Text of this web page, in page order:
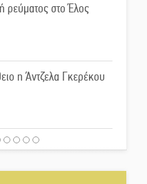
ρεύματος στο Έλος
η Άντζελα Γκερέκου
έπεσε σε γκρεμό στον